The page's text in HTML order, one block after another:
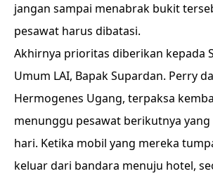
jangan sampai menabrak bukit
pesawat harus dibatasi.
Akhirnya prioritas diberikan kepada
Umum LAI, Bapak Supardan. Perry
Hermogenes Ugang, terpaksa
menunggu pesawat berikutnya
hari. Ketika mobil yang mereka
keluar dari bandara menuju hotel,